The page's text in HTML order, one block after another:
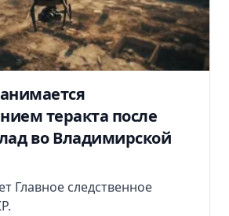
теракта после
во Владимирской
Главное следственное